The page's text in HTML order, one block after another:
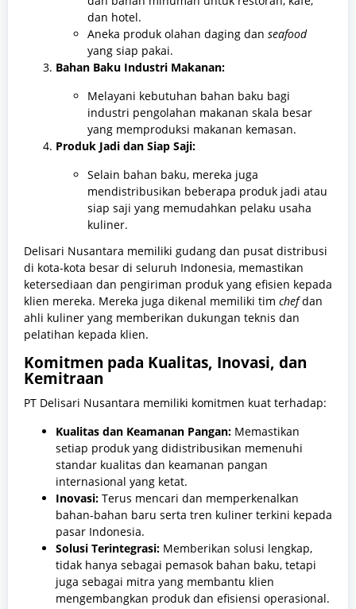
dan hotel.
Aneka produk olahan daging dan seafood
yang siap pakai.
Bahan Baku Industri Makanan:
Melayani kebutuhan bahan baku bagi
industri pengolahan makanan skala besar
yang memproduksi makanan kemasan.
Produk Jadi dan Siap Saji:
Selain bahan baku, mereka juga
mendistribusikan beberapa produk jadi atau
siap saji yang memudahkan pelaku usaha
kuliner.
Delisari Nusantara memiliki gudang dan pusat distribusi
di kota-kota besar di seluruh Indonesia, memastikan
ketersediaan dan pengiriman produk yang efisien kepada
klien mereka. Mereka juga dikenal memiliki tim chefdan
ahli kuliner yang memberikan dukungan teknis dan
pelatihan kepada klien.
Komitmen pada Kualitas, Inovasi, dan
Kemitraan
PT Delisari Nusantara memiliki komitmen kuat terhadap:
Kualitas dan Keamanan Pangan: Memastikan
setiap produk yang didistribusikan memenuhi
standar kualitas dan keamanan pangan
internasional yang ketat.
Inovasi: Terus mencari dan memperkenalkan
bahan-bahan baru serta tren kuliner terkini kepada
pasar Indonesia.
Solusi Terintegrasi: Memberikan solusi lengkap,
tidak hanya sebagai pemasok bahan baku, tetapi
juga sebagai mitra yang membantu klien
mengembangkan produk dan efisiensi operasional.